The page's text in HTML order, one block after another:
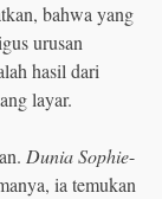
bahwa yang
urusan
hasil dari
layar.
Dunia Sophie-
ia temukan